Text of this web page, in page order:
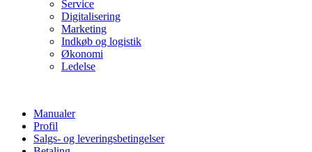
Service
Digitalisering
Marketing
Indkøb og logistik
Økonomi
Ledelse
Manualer
Profil
Salgs- og leveringsbetingelser